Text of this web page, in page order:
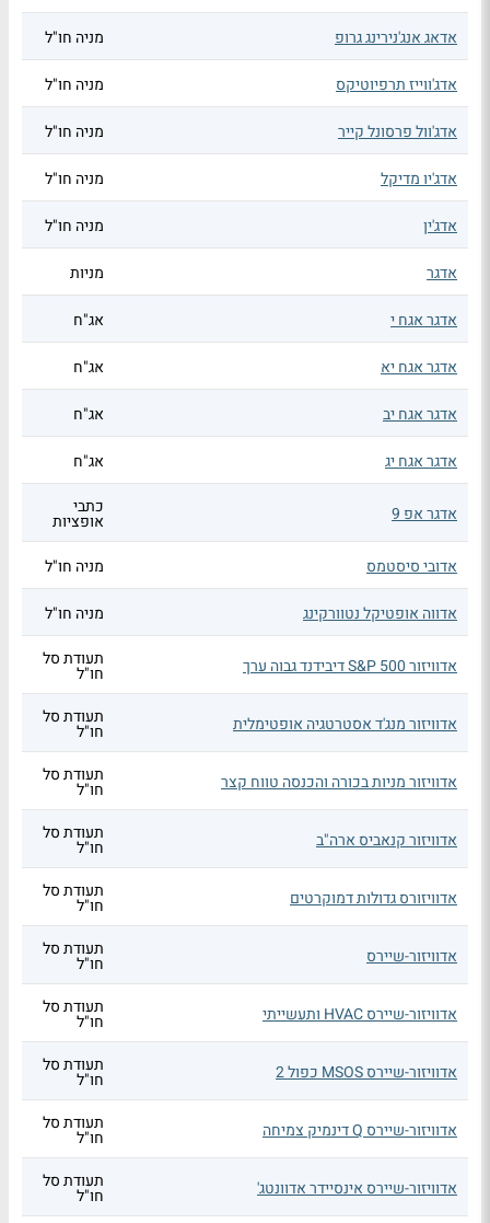
אדאג אנג'נירינג גרופ מניה חו"ל
אדג'ווייז תרפיוטיקס מניה חו"ל
אדג'וול פרסונל קייר מניה חו"ל
אדג'יו מדיקל מניה חו"ל
אדג'ין מניה חו"ל
אדגר מניות
אדגר אגח י אג"ח
אדגר אגח יא אג"ח
אדגר אגח יב אג"ח
אדגר אגח יג אג"ח
אדגר אפ 9 כתבי
אופציות
אדובי סיסטמס
מניה חו"ל
אדווה אופטיקל נטוורקינג מניה חו"ל
אדוויזור S&P 500 דיבידנד גבוה ערך תעודת סל
חו"ל
אדוויזור מנג'ד אסטרטגיה אופטימלית תעודת סל
חו"ל
אדוויזור מניות בכורה והכנסה טווח קצר תעודת סל
חו"ל
אדוויזור קנאביס ארה"ב תעודת סל
חו"ל
אדוויזורס גדולות דמוקרטים תעודת סל
חו"ל
אדוויזור-שיירס תעודת סל
חו"ל
אדוויזור-שיירס HVAC ותעשייתי תעודת סל
חו"ל
אדוויזור-שיירס MSOS כפול 2 תעודת סל
חו"ל
אדוויזור-שיירס Q דינמיק צמיחה תעודת סל
חו"ל
אדוויזור-שיירס אינסיידר אדוונטג' תעודת סל
חו"ל